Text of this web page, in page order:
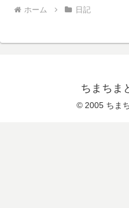
ホーム 日記
ちまちま
© 2005 ちま